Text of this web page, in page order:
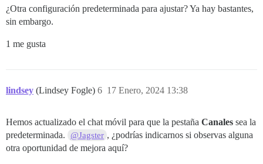
¿Otra configuración predeterminada para ajustar? Ya hay bastantes,
sin embargo.
1 me gusta
lindsey (Lindsey Fogle) 17 Enero, 2024 13:38
6
Hemos actualizado el chat móvil para que la pestaña Canales sea la
predeterminada.
@Jagster , ¿podrías indicarnos si observas alguna
otra oportunidad de mejora aquí?